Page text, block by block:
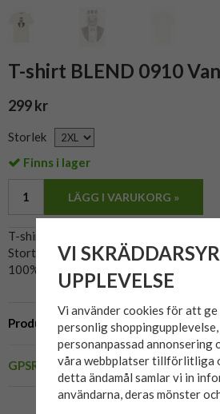
T-shirt BLEND 0910
299 kr
Storlek
Finns i lager
LÄGG I VARUKORG »
Produktbeskrivning
GPSR
T-shirt tillverkad av märket Blend.
Stort tryck framtill.
100% bomull.
VI
UPPLEVELSE
Vi använder cookies för att ge
personlig shoppingupplevelse,
personanpassad annonsering
våra webbplatser tillförlitliga
detta ändamål samlar vi in
användarna, deras mönster